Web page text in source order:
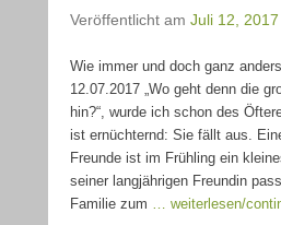
Veröffentlicht am Juli 12, 2017
Wie immer und doch ganz
12.07.2017 „Wo geht denn die
hin?“, wurde ich schon des
ist ernüchternd: Sie fällt aus.
Freunde ist im Frühling ein
seiner langjährigen Freundin
Familie zum … weiterlesen/